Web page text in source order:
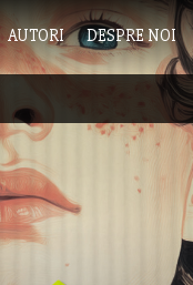
AUTORI DESPRE NOI